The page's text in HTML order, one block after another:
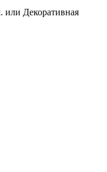
Декоративная